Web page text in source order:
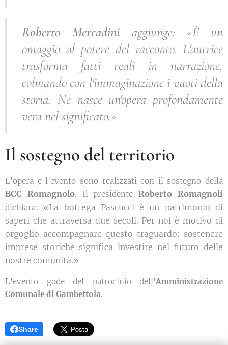
Roberto Mercadini aggiunge: «È un
omaggio al potere del racconto. L'autrice
trasforma fatti reali in narrazione,
colmando con l'immaginazione i vuoti della
storia. Ne nasce un'opera profondamente
vera nel significato.»
Il sostegno del territorio
L'opera e l'evento sono realizzati con il sostegno della
BCC Romagnolo. Il presidenteRoberto Romagnoli
dichiara: «La bottega Pascucci è un patrimonio di
saperi che attraversa due secoli. Per noi è motivo di
orgoglio accompagnare questo traguardo: sostenere
imprese storiche significa investire nel futuro delle
nostre comunità.»
L'evento gode del patrocinio dell'Amministrazione
Comunale di Gambettola.
Share